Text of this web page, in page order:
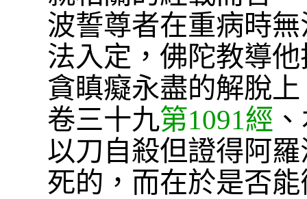
波誓尊者在重病時
法入定，佛陀教導
貪瞋癡永盡的解脫
卷三十九第1091經
以刀自殺但證得阿
死的，而在於是否